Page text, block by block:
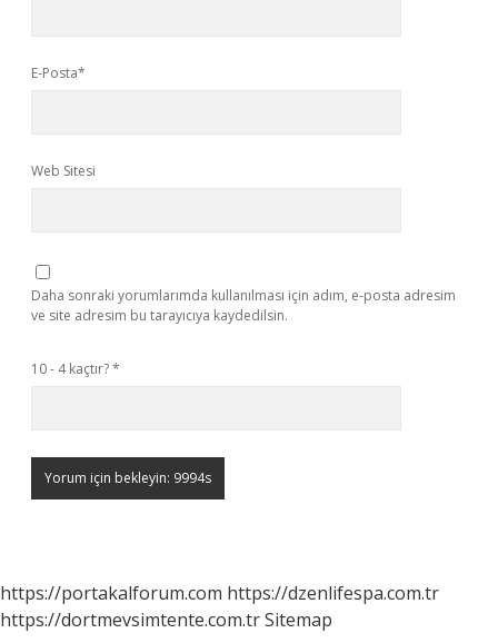
E-Posta*
Web Sitesi
Daha sonraki yorumlarımda kullanılması için adım, e-posta adresim
ve site adresim bu tarayıcıya kaydedilsin.
10 - 4 kaçtır?*
https://portakalforum.com https://dzenlifespa.com.tr
https://dortmevsimtente.com.trSitemap